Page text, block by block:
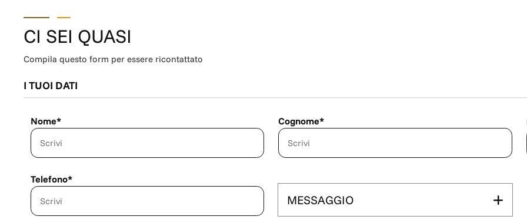
CI SEI QUASI
Compila questo form per essere ricontattato
I TUOI DATI
Nome* Cognome*
Telefono*
MESSAGGIO